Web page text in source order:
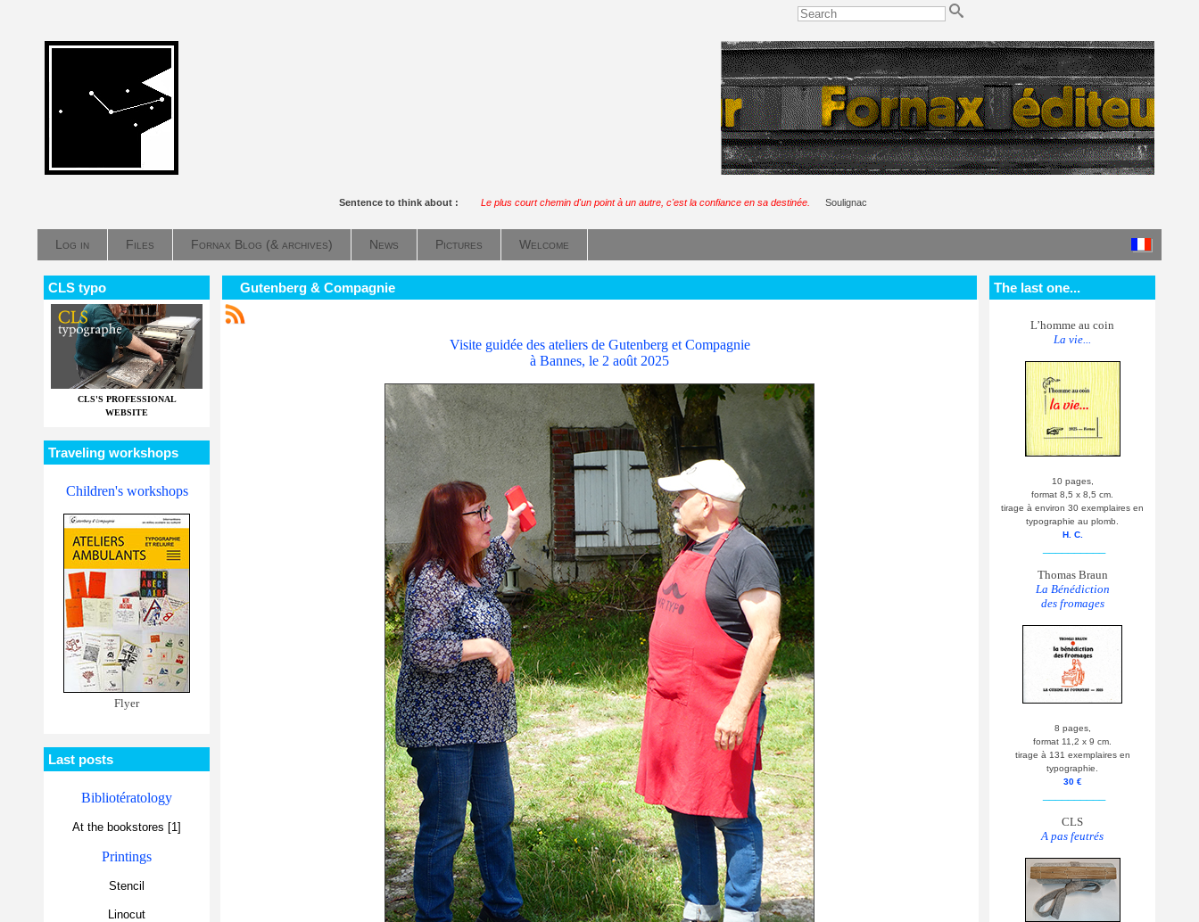
Sentence to think about : Le plus court chemin d'un point à un autre, c'est la confiance en sa destinée. Soulignac
Log in Files Fornax Blog (& archives) News Pictures Welcome
CLS typo
CLS'S PROFESSIONAL
WEBSITE
Traveling workshops
Children's workshops
Flyer
Last posts
Bibliotératology
At the bookstores [1]
Printings
Stencil
Linocut
Gutenberg & Compagnie
Visite guidée des ateliers de Gutenberg et Compagnie
à Bannes, le 2 août 2025
The last one...
L’homme au coin
La vie...
10 pages,
format 8,5 x 8,5 cm.
tirage à environ 30 exemplaires en
typographie au plomb.
H. C.
Thomas Braun
La Bénédiction
des fromages
8 pages,
format 11,2 x 9 cm.
tirage à 131 exemplaires en
typographie.
30 €
CLS
A pas feutrés